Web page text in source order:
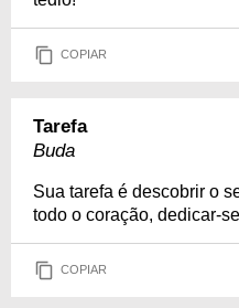
COPIAR
Tarefa
Buda
Sua tarefa é descobrir o
todo o coração, dedicar-
COPIAR